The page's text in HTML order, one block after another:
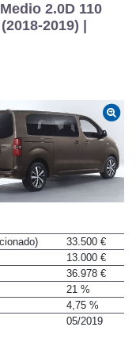
2.0D 110
2019) |
33.500 €
13.000 €
36.978 €
21 %
4,75 %
05/2019